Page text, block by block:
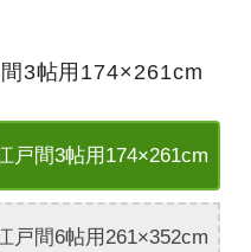
3帖用174×261cm
戸間3帖用174×261cm
戸間6帖用261×352cm